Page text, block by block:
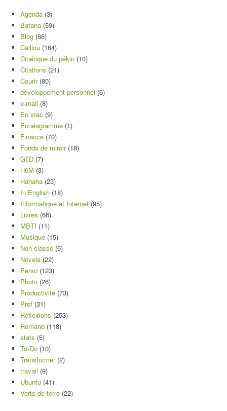
Agenda (3)
Batana (59)
Blog (66)
Caillou (164)
Cinétique du pékin (10)
Citations (21)
Courir(80)
développement personnel (6)
e-mail (8)
En vrac (9)
Ennéagramme (1)
Finance (70)
Fonds de miroir(18)
GTD (7)
H6M (3)
Hahaha (23)
In English (18)
Informatique et Internet (95)
Livres (66)
MBTI (11)
Musique (15)
Non classé (6)
Novela (22)
Perso (123)
Photo (26)
Productivité (73)
Prof (31)
Réflexions (253)
Romano (118)
stats (5)
To-Do (10)
Transformer(2)
travail (9)
Ubuntu (41)
Verts de terre (22)